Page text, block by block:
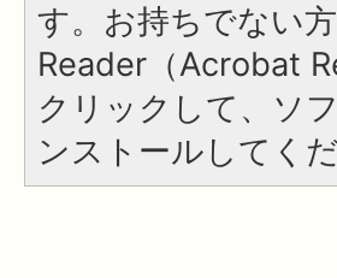
す。お持ちでない
Reader（Acrobat
クリックして、ソ
ンストールしてくだ